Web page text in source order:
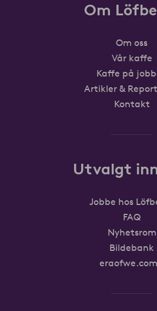
Om
Om oss
Vår kaffe
Kaffe på
Artikler &
Kontakt
Utvalgt
Jobbe hos
FAQ
Nyhetsrom
Bildebank
eraofwe.com